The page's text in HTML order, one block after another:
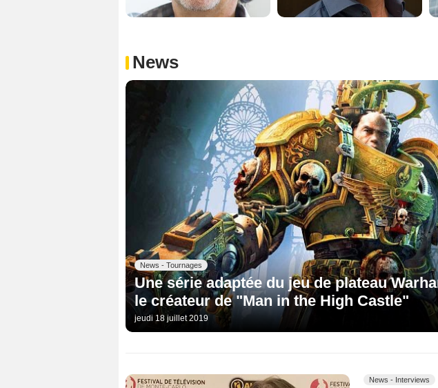
News
News - Tournages
Une série adaptée du jeu de plateau
le créateur de "Man in the High Castle"
jeudi 18 juillet 2019
News - Interviews